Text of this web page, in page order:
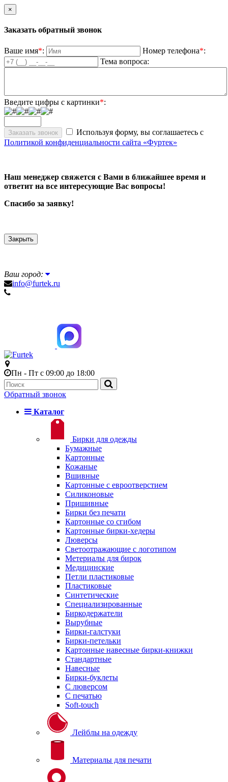
×
Заказать обратный звонок
Ваше имя*: Номер телефона*:
Тема вопроса:
Введите цифры с картинки*:
Используя форму, вы соглашаетесь с
Политикой конфиденциальности сайта «Фуртек»
Наш менеджер свяжется с Вами в ближайшее время и
ответит на все интересующие Вас вопросы!
Спасибо за заявку!
Закрыть
Ваш город:
info@furtek.ru
Пн - Пт с 09:00 до 18:00
Обратный звонок
Каталог
Бирки для одежды
Бумажные
Картонные
Кожаные
Вшивные
Картонные с евроотверстием
Силиконовые
Пришивные
Бирки без печати
Картонные со сгибом
Картонные бирки-хедеры
Люверсы
Светоотражающие с логотипом
Метериалы для бирок
Медицинские
Петли пластиковые
Пластиковые
Синтетические
Специализированные
Биркодержатели
Вырубные
Бирки-галстуки
Бирки-петельки
Картонные навесные бирки-книжки
Стандартные
Навесные
Бирки-буклеты
С люверсом
С печатью
Soft-touch
Лейблы на одежду
Материалы для печати